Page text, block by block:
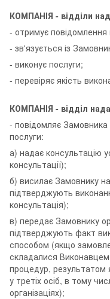
КОМПАНІЯ - відділи
- отримує повідомлення
- зв'язується із
- виконує послуги;
- перевіряє якість
КОМПАНІЯ - відділ
- повідомляє Замовника
послуги:
а) надає консультацію
консультації);
б) висилає Замовнику
підтверджують
консультація);
в) передає Замовнику
підтверджують факт
способом (якщо
складалися
процедур, результатом
у третіх осіб, в тому
організаціях);